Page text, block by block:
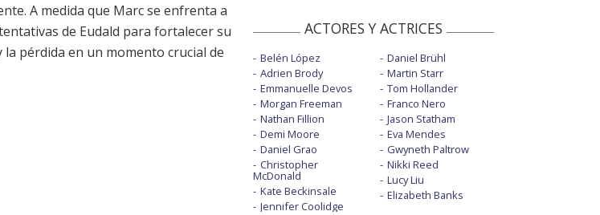
A medida que Marc se enfrenta a
de Eudald para fortalecer su
pérdida en un momento crucial de
ACTORES Y ACTRICES
Belén López
Adrien Brody
Emmanuelle Devos
Morgan Freeman
Nathan Fillion
Demi Moore
Daniel Grao
Christopher
McDonald
Kate Beckinsale
Jennifer Coolidge
Daniel Brühl
Martin Starr
Tom Hollander
Franco Nero
Jason Statham
Eva Mendes
Gwyneth Paltrow
Nikki Reed
Lucy Liu
Elizabeth Banks